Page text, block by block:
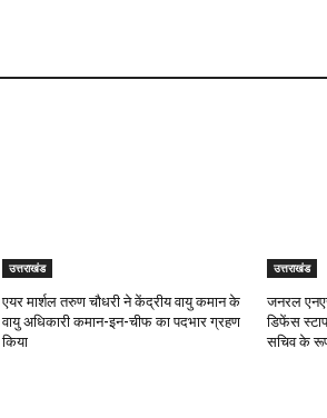
उत्तराखंड
एयर मार्शल तरुण चौधरी ने केंद्रीय वायु कमान के
वायु अधिकारी कमान-इन-चीफ का पदभार ग्रहण
किया
उत्तराखंड
जनरल
डिफेंस
सचिव के रूप